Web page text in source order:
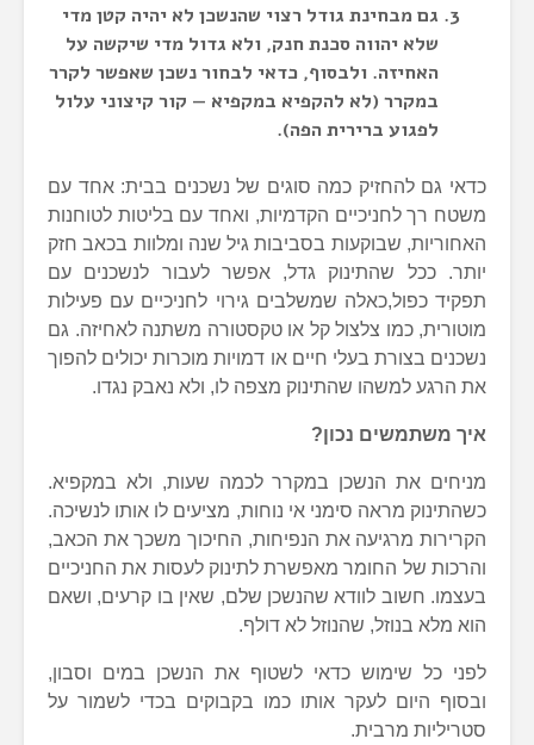
גם מבחינת גודל רצוי שהנשכן לא יהיה קטן מדי
שלא יהווה סכנת חנק, ולא גדול מדי שיקשה על
האחיזה. ולבסוף, כדאי לבחור נשכן שאפשר לקרר
במקרר (לא להקפיא במקפיא — קור קיצוני עלול
לפגוע ברירית הפה).
כדאי גם להחזיק כמה סוגים של נשכנים בבית: אחד עם
משטח רך לחניכיים הקדמיות, ואחד עם בליטות לטוחנות
האחוריות, שבוקעות בסביבות גיל שנה ומלוות בכאב חזק
יותר. ככל שהתינוק גדל, אפשר לעבור לנשכנים עם
תפקיד כפול,כאלה שמשלבים גירוי לחניכיים עם פעילות
מוטורית, כמו צלצול קל או טקסטורה משתנה לאחיזה. גם
נשכנים בצורת בעלי חיים או דמויות מוכרות יכולים להפוך
את הרגע למשהו שהתינוק מצפה לו, ולא נאבק נגדו.
איך משתמשים נכון?
מניחים את הנשכן במקרר לכמה שעות, ולא במקפיא.
כשהתינוק מראה סימני אי נוחות, מציעים לו אותו לנשיכה.
הקרירות מרגיעה את הנפיחות, החיכוך משכך את הכאב,
והרכות של החומר מאפשרת לתינוק לעסות את החניכיים
בעצמו. חשוב לוודא שהנשכן שלם, שאין בו קרעים, ושאם
הוא מלא בנוזל, שהנוזל לא דולף.
לפני כל שימוש כדאי לשטוף את הנשכן במים וסבון,
ובסוף היום לעקר אותו כמו בקבוקים בכדי לשמור על
סטריליות מרבית.